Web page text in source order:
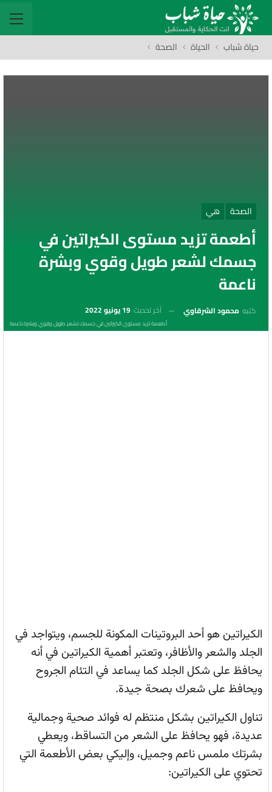
حياة شباب الحياة الصحة
الصحة هي
أطعمة تزيد مستوى الكيراتين في
جسمك لشعر طويل وقوي وبشرة
ناعمة
كتبه محمود الشرقاوي آخر تحديث 19 يونيو 2022
أطعمة تزيد مستوى الكيراتين في جسمك لشعر طويل وقوي وبشرة ناعمة
الكيراتين هو أحد البروتينات المكونة للجسم، ويتواجد في
الجلد والشعر والأظافر، وتعتبر أهمية الكيراتين في أنه
يحافظ على شكل الجلد كما يساعد في التئام الجروح
ويحافظ على شعرك بصحة جيدة.
تناول الكيراتين بشكل منتظم له فوائد صحية وجمالية
عديدة، فهو يحافظ على الشعر من التساقط، ويعطي
بشرتك ملمس ناعم وجميل، وإليكي بعض الأطعمة التي
تحتوي على الكيراتين: